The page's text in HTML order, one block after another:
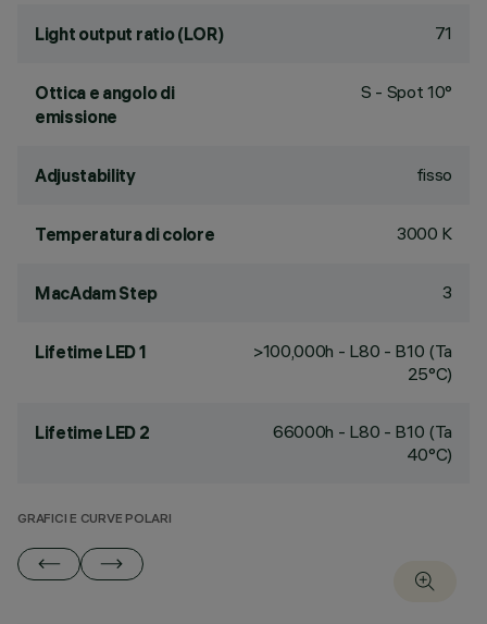
Light output ratio (LOR) 71
Ottica e angolo di
emissione
S - Spot 10°
Adjustability fisso
Temperatura di colore 3000 K
MacAdam Step 3
Lifetime LED 1
>100,000h - L80 - B10 (Ta
25°C)
Lifetime LED 2
66000h - L80 - B10 (Ta
40°C)
GRAFICI E CURVE POLARI